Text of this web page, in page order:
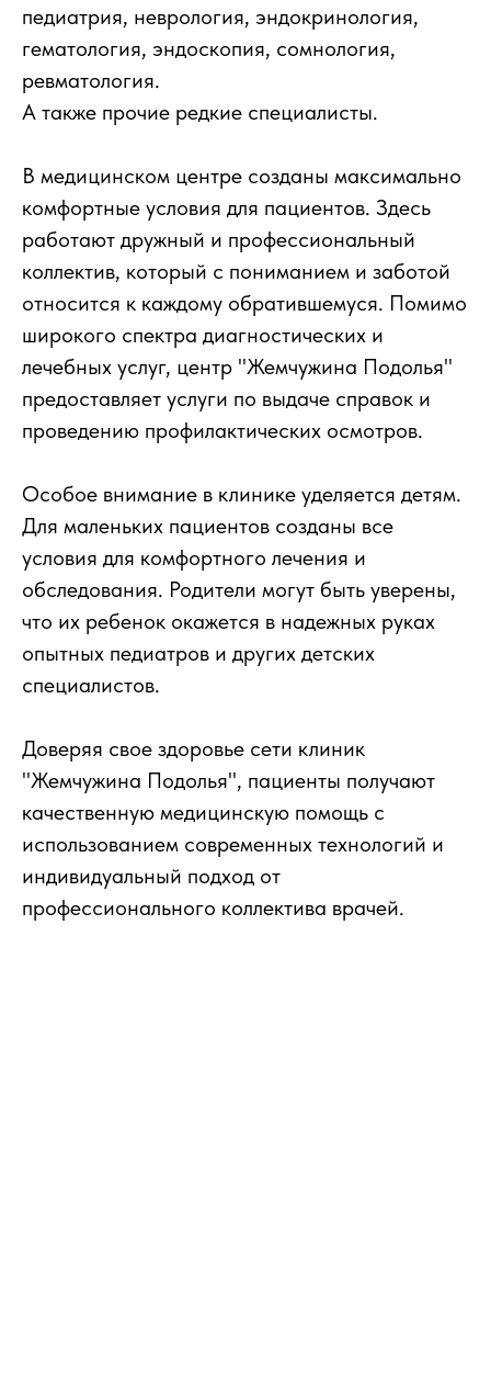
педиатрия, неврология, эндокринология,
гематология, эндоскопия, сомнология,
ревматология.
А также прочие редкие специалисты.
В медицинском центре созданы максимально
комфортные условия для пациентов. Здесь
работают дружный и профессиональный
коллектив, который с пониманием и заботой
относится к каждому обратившемуся. Помимо
широкого спектра диагностических и
лечебных услуг, центр "Жемчужина Подолья"
предоставляет услуги по выдаче справок и
проведению профилактических осмотров.
Особое внимание в клинике уделяется детям.
Для маленьких пациентов созданы все
условия для комфортного лечения и
обследования. Родители могут быть уверены,
что их ребенок окажется в надежных руках
опытных педиатров и других детских
специалистов.
Доверяя свое здоровье сети клиник
"Жемчужина Подолья", пациенты получают
качественную медицинскую помощь с
использованием современных технологий и
индивидуальный подход от
профессионального коллектива врачей.